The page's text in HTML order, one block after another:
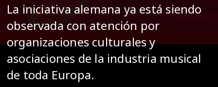
La iniciativa alemana ya está siendo
observada con atención por
organizaciones culturales y
asociaciones de la industria musical
de toda Europa.